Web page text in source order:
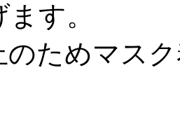
す。
ためマス